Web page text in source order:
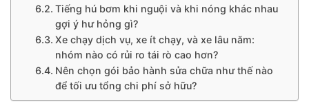
Tiếng hú bơm khi nguội và khi nóng khác nhau
gợi ý hư hỏng gì?
Xe chạy dịch vụ, xe ít chạy, và xe lâu năm:
nhóm nào có rủi ro tái rò cao hơn?
Nên chọn gói bảo hành sửa chữa như thế nào
để tối ưu tổng chi phí sở hữu?